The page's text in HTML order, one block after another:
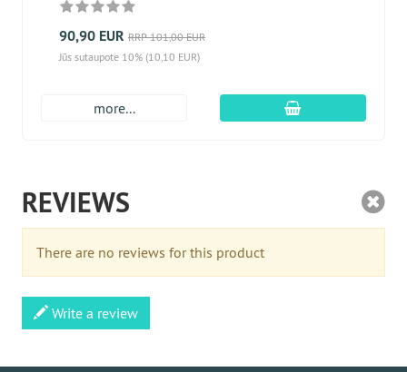
90,90 EUR RRP 101,00 EUR
Jūs sutaupote 10% (10,10 EUR)
more... Įdėti į krepšį
REVIEWS
There are no reviews for this product
Write a review